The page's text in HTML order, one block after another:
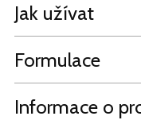
Jak užívat
Formulace
Informace o